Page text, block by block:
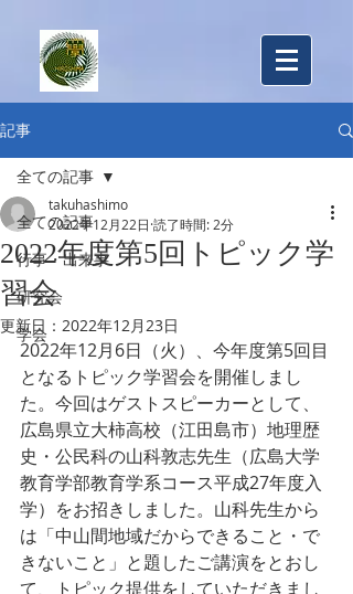
​広島大学教育行財政学研究室
記事
全ての記事
行事・出来事
研究会
学会
全ての記事
2022年度第5回トピック学
習会
takuhashimo
2022年12月22日 読了時間: 2分
更新日： 2022年12月23日
2022年12月6日（火）、今年度第5回目
となるトピック学習会を開催しまし
た。今回はゲストスピーカーとして、
広島県立大柿高校（江田島市）地理歴
史・公民科の山科敦志先生（広島大学
教育学部教育学系コース平成27年度入
学）をお招きしました。山科先生から
は「中山間地域だからできること・で
きないこと」と題したご講演をとおし
て、トピック提供をしていただきまし